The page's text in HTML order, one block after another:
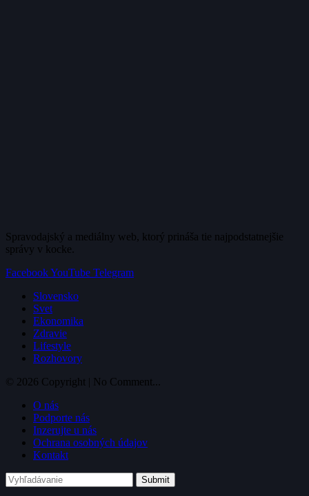
Spravodajský a mediálny web, ktorý prináša tie najpodstatnejšie
správy v kocke.
FacebookYouTube Telegram
Slovensko
Svet
Ekonomika
Zdravie
Lifestyle
Rozhovory
© 2026 Copyright | No Comment...
O nás
Podporte nás
Inzerujte u nás
Ochrana osobných údajov
Kontakt
Submit